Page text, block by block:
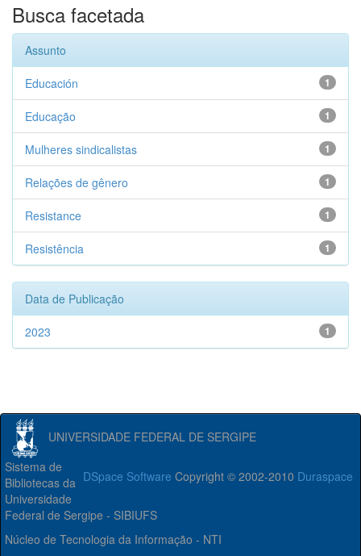
Busca facetada
Assunto
1
Educación
1
Educação
1
Mulheres sindicalistas
1
Relações de gênero
1
Resistance
1
Resistência
Data de Publicação
1
2023
UNIVERSIDADE FEDERAL DE SERGIPE
DSpace Software Copyright © 2002-2010 Duraspace
Sistema de
Bibliotecas da
Universidade
Federal de Sergipe - SIBIUFS
Núcleo de Tecnologia da Informação - NTI